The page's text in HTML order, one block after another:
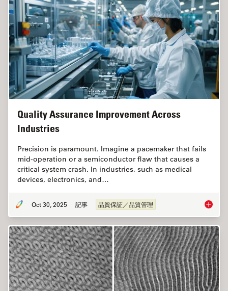
Quality Assurance Improvement Across
Industries
Precision is paramount. Imagine a pacemaker that fails
mid-operation or a semiconductor flaw that causes a
critical system crash. In industries, such as medical
devices, electronics, and…
Oct 30, 2025 記事 品質保証／品質管理 Quality